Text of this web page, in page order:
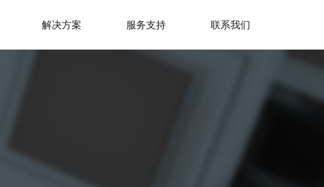
解决方案 服务支持 联系我们